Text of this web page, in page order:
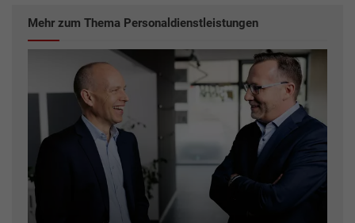
Mehr zum Thema Personaldienstleistungen